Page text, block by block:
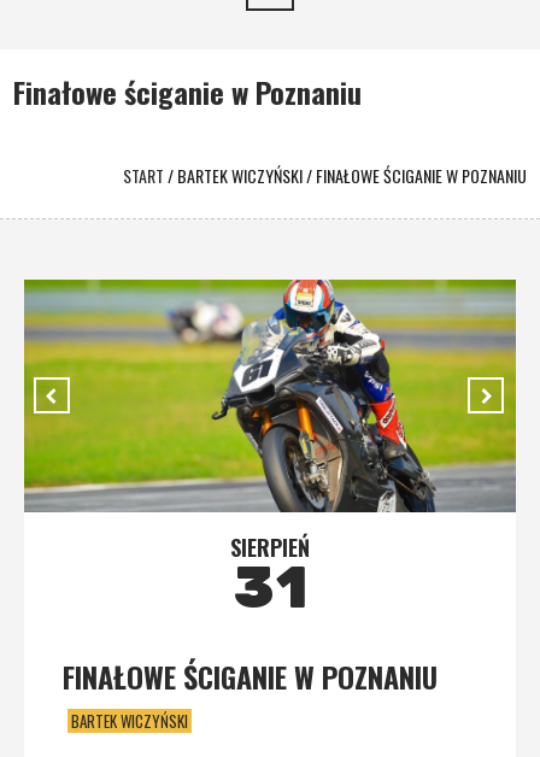
Finałowe ściganie w Poznaniu
START/BARTEK WICZYŃSKI/FINAŁOWE ŚCIGANIE W POZNANIU
SIERPIEŃ
31
FINAŁOWE ŚCIGANIE W POZNANIU
BARTEK WICZYŃSKI